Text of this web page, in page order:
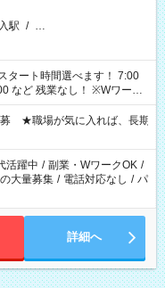
駅 / …
業なし！ ※Wワーク
間超の就業はご案内できま
勤務は社会保険への加入対
い派遣の原則禁止）によ
が難しい場合があります
★職場が気に入れば、長期
活躍中 / 副業・WワークOK /
大量募集 / 電話対応なし / パ
詳細へ